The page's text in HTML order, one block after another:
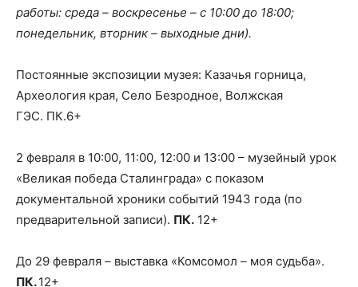
работы: среда – воскресенье – с 10:00 до 18:00;
понедельник, вторник – выходные дни).
Постоянные экспозиции музея: Казачья горница,
Археология края, Село Безродное, Волжская
ГЭС. ПК.6+
2 февраля в 10:00, 11:00, 12:00 и 13:00 – музейный урок
«Великая победа Сталинграда» с показом
документальной хроники событий 1943 года (по
предварительной записи). ПК. 12+
До 29 февраля – выставка «Комсомол – моя судьба».
ПК.12+